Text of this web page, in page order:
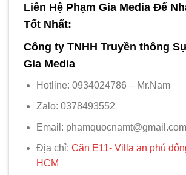
Liên Hệ Phạm Gia Media Để
Tốt Nhất:
Công ty TNHH Truyền thông
Gia Media
Hotline: 0934024786 – Mr.Nam
Zalo: 0378493552
Email: phamquocnamt@gmail.com
Địa chỉ: Căn E11- Villa an phú
HCM